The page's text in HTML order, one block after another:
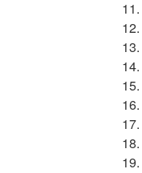
11.
12.
13.
14.
15.
16.
17.
18.
19.